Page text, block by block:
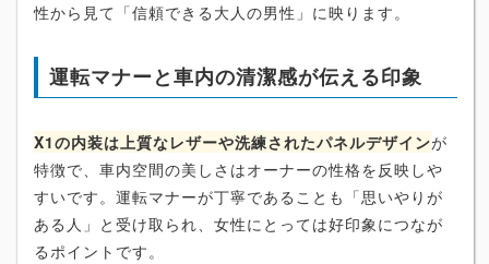
性から見て「信頼できる大人の男性」に映ります。
運転マナーと車内の清潔感が伝える印象
X1の内装は上質なレザーや洗練されたパネルデザインが
特徴で、車内空間の美しさはオーナーの性格を反映しや
すいです。運転マナーが丁寧であることも「思いやりが
ある人」と受け取られ、女性にとっては好印象につなが
るポイントです。